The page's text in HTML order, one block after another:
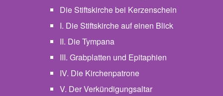
Die Stiftskirche bei Kerzenschein
I. Die Stiftskirche auf einen Blick
II. Die Tympana
III. Grabplatten und Epitaphien
IV. Die Kirchenpatrone
V. Der Verkündigungsaltar